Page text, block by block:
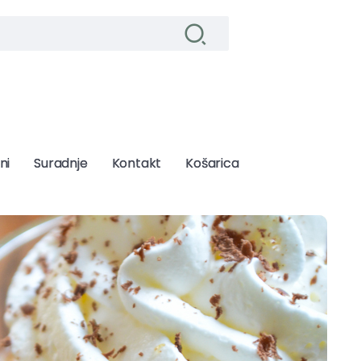
Suradnje Kontakt Košarica
Suradnje Kontakt Košarica